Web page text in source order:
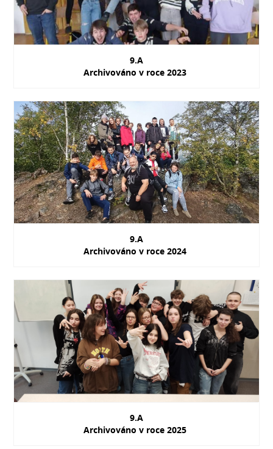
9.A
Archivováno v roce 2023
9.A
Archivováno v roce 2024
9.A
Archivováno v roce 2025